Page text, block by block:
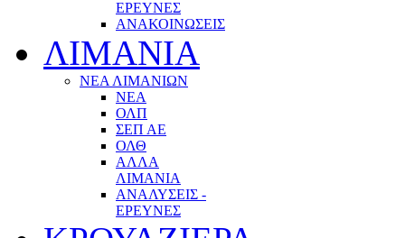
ΕΡΕΥΝΕΣ
ΑΝΑΚΟΙΝΩΣΕΙΣ
ΛΙΜΑΝΙΑ
ΝΕΑ ΛΙΜΑΝΙΩΝ
ΝΕΑ
ΟΛΠ
ΣΕΠ ΑΕ
ΟΛΘ
ΑΛΛΑ
ΛΙΜΑΝΙΑ
ΑΝΑΛΥΣΕΙΣ -
ΕΡΕΥΝΕΣ